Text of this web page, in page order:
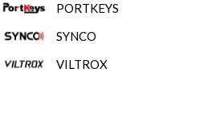
PORTKEYS
SYNCO
VILTROX